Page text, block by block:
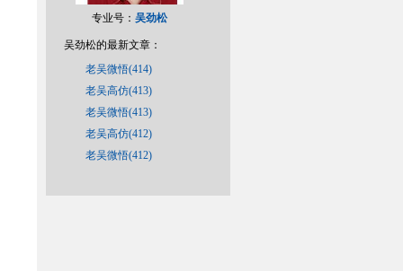
专业号： 吴劲松
吴劲松的最新文章：
老吴微悟(414)
老吴高仿(413)
老吴微悟(413)
老吴高仿(412)
老吴微悟(412)